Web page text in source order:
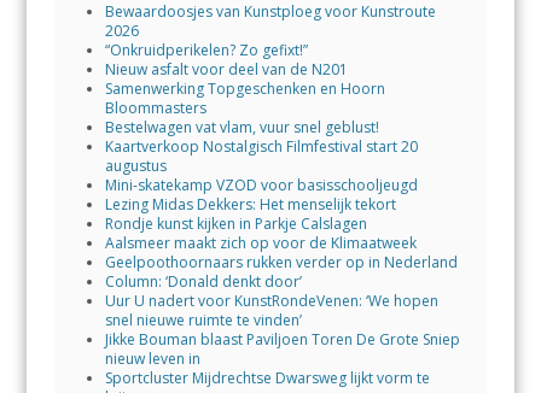
Bewaardoosjes van Kunstploeg voor Kunstroute
2026
“Onkruidperikelen? Zo gefixt!”
Nieuw asfalt voor deel van de N201
Samenwerking Topgeschenken en Hoorn
Bloommasters
Bestelwagen vat vlam, vuur snel geblust!
Kaartverkoop Nostalgisch Filmfestival start 20
augustus
Mini-skatekamp VZOD voor basisschooljeugd
Lezing Midas Dekkers: Het menselijk tekort
Rondje kunst kijken in Parkje Calslagen
Aalsmeer maakt zich op voor de Klimaatweek
Geelpoothoornaars rukken verder op in Nederland
Column: ‘Donald denkt door’
Uur U nadert voor KunstRondeVenen: ‘We hopen
snel nieuwe ruimte te vinden’
Jikke Bouman blaast Paviljoen Toren De Grote Sniep
nieuw leven in
Sportcluster Mijdrechtse Dwarsweg lijkt vorm te